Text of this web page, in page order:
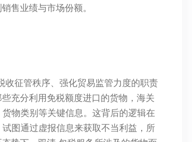
售业绩与市场份额。
征管秩序、强化贸易监管力度的职责
充分利用免税额度进口的货物，海关
物类别等关键信息。这背后的逻辑在
图通过虚报信息来获取不当利益，所